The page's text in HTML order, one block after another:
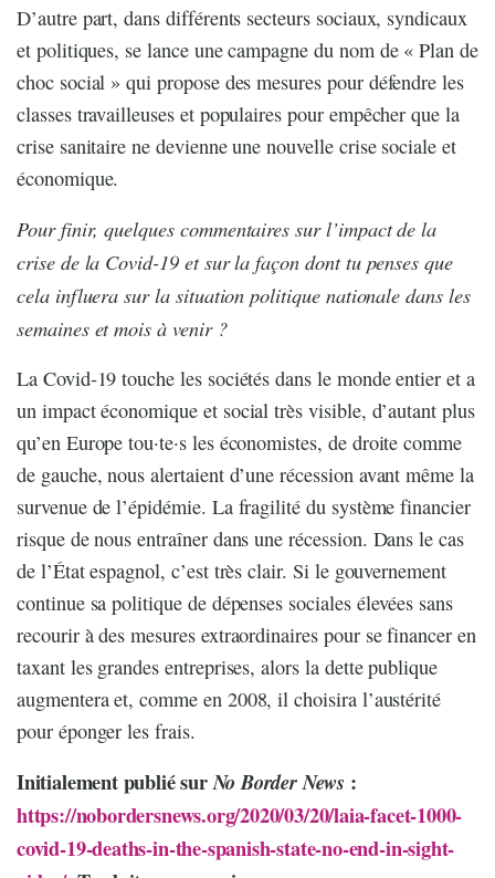
D’autre part, dans différents secteurs sociaux, syndicaux
et politiques, se lance une campagne du nom de « Plan de
choc social » qui propose des mesures pour défendre les
classes travailleuses et populaires pour empêcher que la
crise sanitaire ne devienne une nouvelle crise sociale et
économique.
Pour finir, quelques commentaires sur l’impact de la
crise de la Covid-19 et sur la façon dont tu penses que
cela influera sur la situation politique nationale dans les
semaines et mois à venir ?
La Covid-19 touche les sociétés dans le monde entier et a
un impact économique et social très visible, d’autant plus
qu’en Europe tou·te·s les économistes, de droite comme
de gauche, nous alertaient d’une récession avant même la
survenue de l’épidémie. La fragilité du système financier
risque de nous entraîner dans une récession. Dans le cas
de l’État espagnol, c’est très clair. Si le gouvernement
continue sa politique de dépenses sociales élevées sans
recourir à des mesures extraordinaires pour se financer en
taxant les grandes entreprises, alors la dette publique
augmentera et, comme en 2008, il choisira l’austérité
pour éponger les frais.
Initialement publié surNo Border News :
https://nobordersnews.org/2020/03/20/laia-facet-1000-
covid-19-deaths-in-the-spanish-state-no-end-in-sight-